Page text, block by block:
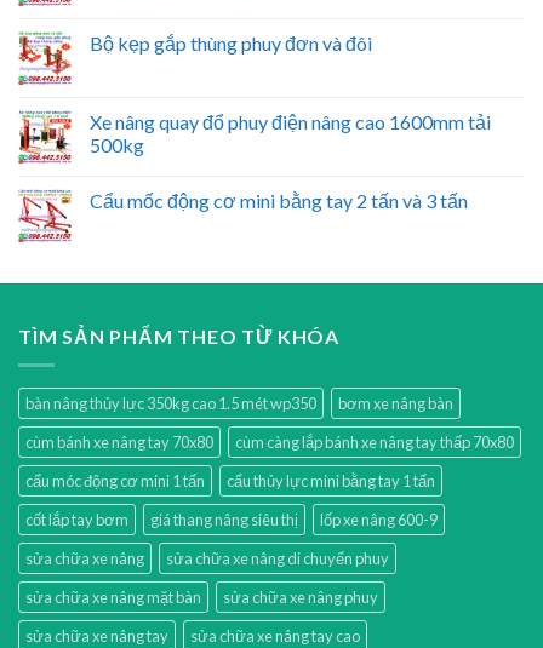
Bộ kẹp gắp thùng phuy đơn và đôi
Xe nâng quay đổ phuy điện nâng cao 1600mm tải
500kg
Cẩu mốc động cơ mini bằng tay 2 tấn và 3 tấn
TÌM SẢN PHẨM THEO TỪ KHÓA
bàn nâng thủy lực 350kg cao 1.5 mét wp350
bơm xe nâng bàn
cùm bánh xe nâng tay 70x80
cùm càng lắp bánh xe nâng tay thấp 70x80
cẩu móc động cơ mini 1 tấn
cẩu thủy lực mini bằng tay 1 tấn
cốt lắp tay bơm
giá thang nâng siêu thị
lốp xe nâng 600-9
sửa chữa xe nâng
sửa chữa xe nâng di chuyển phuy
sửa chữa xe nâng mặt bàn
sửa chữa xe nâng phuy
sửa chữa xe nâng tay
sửa chữa xe nâng tay cao